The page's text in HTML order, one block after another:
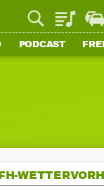
Playlist
PODCAST